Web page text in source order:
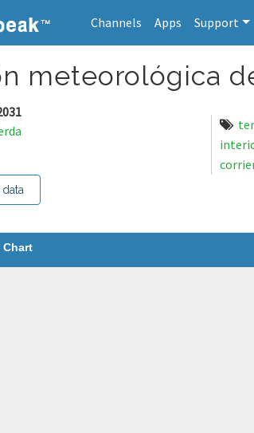
Channels Apps Support
meteorológica
Chart